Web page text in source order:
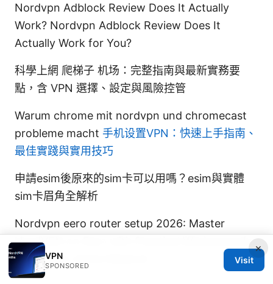
Nordvpn Adblock Review Does It Actually
Work? Nordvpn Adblock Review Does It
Actually Work for You?
科學上網 爬梯子 机场：完整指南與最新實務要
點，含 VPN 選擇、設定與風險控管
Warum chrome mit nordvpn und chromecast
probleme macht 手机设置VPN：快速上手指南、
最佳實踐與實用技巧
申請esim後原來的sim卡可以用嗎？esim與實體
sim卡眉角全解析
Nordvpn eero router setup 2026: Master
NordVPN on Eero with Practical Workarounds
for a Safer Home Network
×
VPN
SPONSORED
Visit